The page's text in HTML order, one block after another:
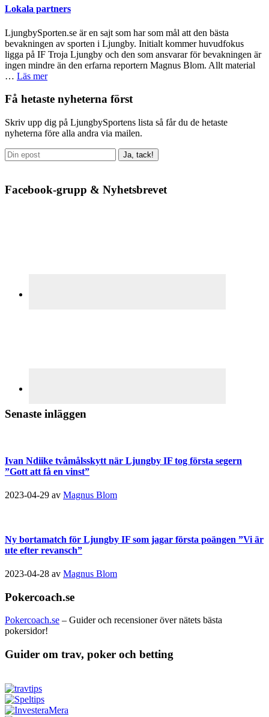
Lokala partners
LjungbySporten.se är en sajt som har som mål att den bästa
bevakningen av sporten i Ljungby. Initialt kommer huvudfokus
ligga på IF Troja Ljungby och den som ansvarar för bevakningen är
ingen mindre än den erfarna reportern Magnus Blom. Allt material
… Läs merom
partners
Primärt
sidofält
Få hetaste nyheterna först
Skriv upp dig på LjungbySportens lista så får du de hetaste
nyheterna före alla andra via mailen.
Facebook-grupp & Nyhetsbrevet
Senaste inläggen
Ivan Ndiike tvåmålsskytt när Ljungby IF tog första segern
”Gott att få en vinst”
2023-04-29 av Magnus Blom
Ny bortamatch för Ljungby IF som jagar första poängen ”Vi är
ute efter revansch”
2023-04-28 av Magnus Blom
Pokercoach.se
Pokercoach.se – Guider och recensioner över nätets bästa
pokersidor!
Guider om trav, poker och betting